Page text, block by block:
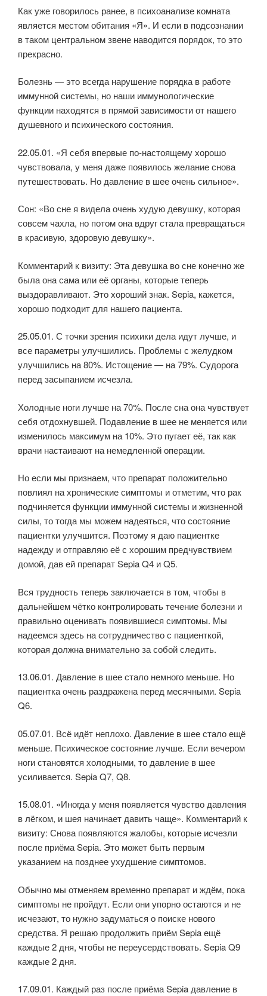
Как уже говорилось ранее, в психоанализе комната
является местом обитания «Я». И если в подсознании
в таком центральном звене наводится порядок, то это
прекрасно.
Болезнь — это всегда нарушение порядка в работе
иммунной системы, но наши иммунологические
функции находятся в прямой зависимости от нашего
душевного и психического состояния.
22.05.01. «Я себя впервые по-настоящему хорошо
чувствовала, у меня даже появилось желание снова
путешествовать. Но давление в шее очень сильное».
Сон: «Во сне я видела очень худую девушку, которая
совсем чахла, но потом она вдруг стала превращаться
в красивую, здоровую девушку».
Комментарий к визиту: Эта девушка во сне конечно же
была она сама или её органы, которые теперь
выздоравливают. Это хороший знак. Sepia, кажется,
хорошо подходит для нашего пациента.
25.05.01. С точки зрения психики дела идут лучше, и
все параметры улучшились. Проблемы с желудком
улучшились на 80%. Истощение — на 79%. Судорога
перед засыпанием исчезла.
Холодные ноги лучше на 70%. После сна она чувствует
себя отдохнувшей. Подавление в шее не меняется или
изменилось максимум на 10%. Это пугает её, так как
врачи настаивают на немедленной операции.
Но если мы признаем, что препарат положительно
повлиял на хронические симптомы и отметим, что рак
подчиняется функции иммунной системы и жизненной
силы, то тогда мы можем надеяться, что состояние
пациентки улучшится. Поэтому я даю пациентке
надежду и отправляю её с хорошим предчувствием
домой, дав ей препарат Sepia Q4 и Q5.
Вся трудность теперь заключается в том, чтобы в
дальнейшем чётко контролировать течение болезни и
правильно оценивать появившиеся симптомы. Мы
надеемся здесь на сотрудничество с пациенткой,
которая должна внимательно за собой следить.
13.06.01. Давление в шее стало немного меньше. Но
пациентка очень раздражена перед месячными. Sepia
Q6.
05.07.01. Всё идёт неплохо. Давление в шее стало ещё
меньше. Психическое состояние лучше. Если вечером
ноги становятся холодными, то давление в шее
усиливается. Sepia Q7, Q8.
15.08.01. «Иногда у меня появляется чувство давления
в лёгком, и шея начинает давить чаще». Комментарий к
визиту: Снова появляются жалобы, которые исчезли
после приёма Sepia. Это может быть первым
указанием на позднее ухудшение симптомов.
Обычно мы отменяем временно препарат и ждём, пока
симптомы не пройдут. Если они упорно остаются и не
исчезают, то нужно задуматься о поиске нового
средства. Я решаю продолжить приём Sepia ещё
каждые 2 дня, чтобы не переусердствовать. Sepia Q9
каждые 2 дня.
17.09.01. Каждый раз после приёма Sepia давление в